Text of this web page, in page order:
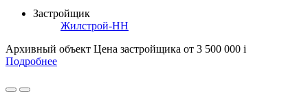
Застройщик
Жилстрой-НН
Архивный объект Цена застройщика от 3 500 000 i
Подробнее